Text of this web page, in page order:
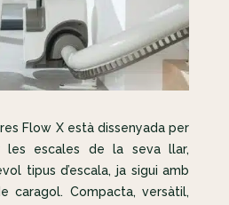
Flow X està dissenyada per
les escales de la seva llar,
tipus d’escala, ja sigui amb
caragol. Compacta, versàtil,